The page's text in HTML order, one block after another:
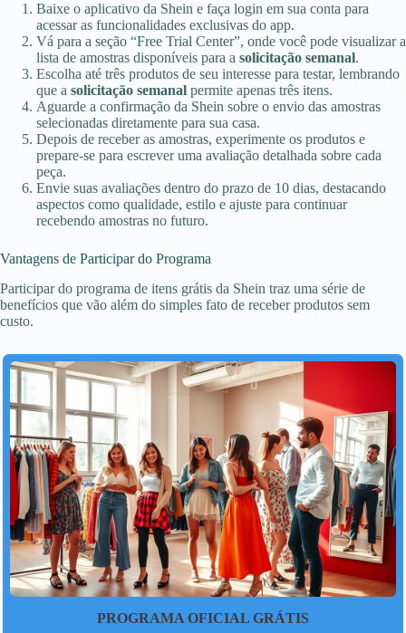
Baixe o aplicativo da Shein e faça login em sua conta para
acessar as funcionalidades exclusivas do app.
Vá para a seção “Free Trial Center”, onde você pode visualizar a
lista de amostras disponíveis para a solicitação semanal.
Escolha até três produtos de seu interesse para testar, lembrando
que a solicitação semanal permite apenas três itens.
Aguarde a confirmação da Shein sobre o envio das amostras
selecionadas diretamente para sua casa.
Depois de receber as amostras, experimente os produtos e
prepare-se para escrever uma avaliação detalhada sobre cada
peça.
Envie suas avaliações dentro do prazo de 10 dias, destacando
aspectos como qualidade, estilo e ajuste para continuar
recebendo amostras no futuro.
Vantagens de Participar do Programa
Participar do programa de itens grátis da Shein traz uma série de
benefícios que vão além do simples fato de receber produtos sem
custo.
PROGRAMA OFICIAL GRÁTIS